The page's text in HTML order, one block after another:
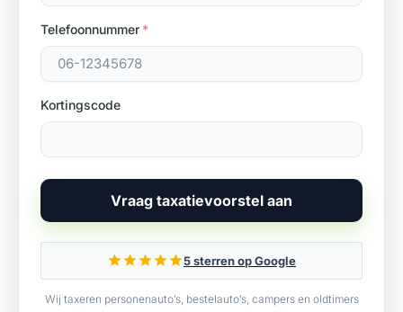
Telefoonnummer
Kortingscode
Vraag taxatievoorstel aan
5 sterren op Google
Wij taxeren personenauto’s, bestelauto’s, campers en oldtimers